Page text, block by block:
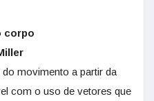
corpo
movimento a partir da
com o uso de vetores que